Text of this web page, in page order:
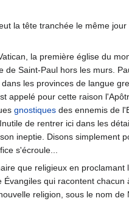
la tête tranchée le même
la première église du
Saint-Paul hors les murs.
les provinces de langue
pour cette raison
gnostiques des ennemis de
de rentrer ici dans les
ineptie. Disons simplement
s'écroule...
que religieux en
qui racontent
religion, sous le nom